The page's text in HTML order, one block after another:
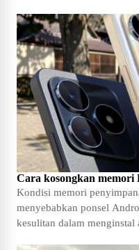
Cara kosongkan memori
Kondisi memori
menyebabkan ponsel
kesulitan dalam menginstal